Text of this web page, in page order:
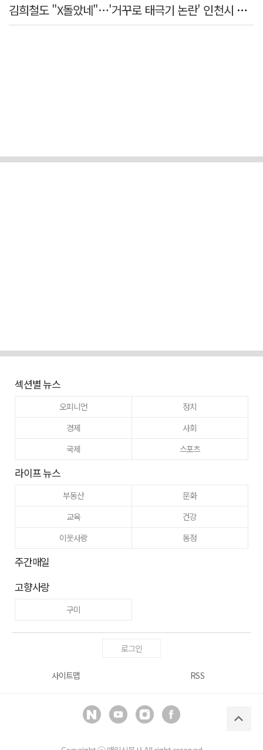
김희철도 "X돌았네"…'거꾸로 태극기 논란' 인천시 현수막, 이틀 만에 철거
섹션별 뉴스
오피니언
정치
경제
사회
국제
스포츠
라이프 뉴스
부동산
문화
교육
건강
이웃사랑
동정
주간매일
고향사랑
구미
로그인
사이트맵 RSS